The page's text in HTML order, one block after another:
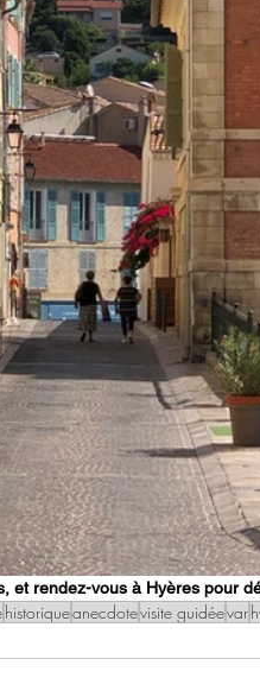
et rendez-vous à Hyères pour
historiqueanecdotevisite guidéevar